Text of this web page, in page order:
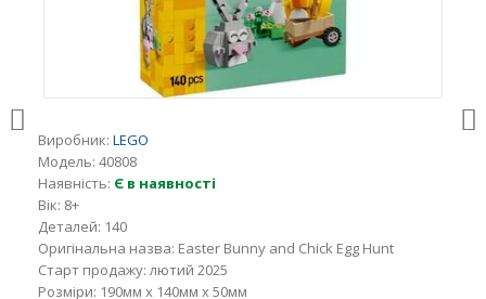
Виробник: LEGO
Модель: 40808
Наявність: Є в наявності
Вік: 8+
Деталей: 140
Оригінальна назва: Easter Bunny and Chick Egg Hunt
Старт продажу: лютий 2025
Розміри: 190мм x 140мм x 50мм